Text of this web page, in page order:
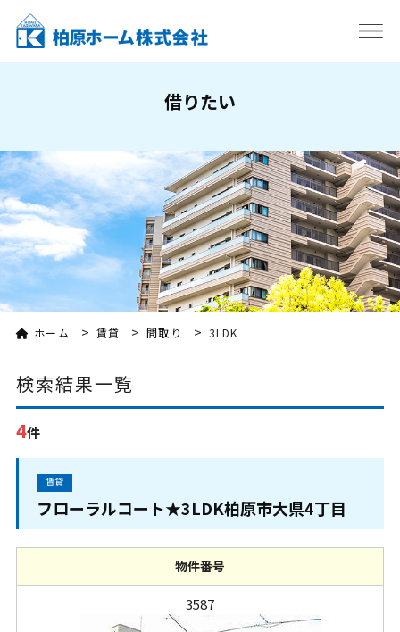
借りたい
ホーム > 賃貸 > 間取り > 3LDK
検索結果一覧
4件
賃貸
フローラルコート★3LDK柏原市大県4丁目
物件番号
3587